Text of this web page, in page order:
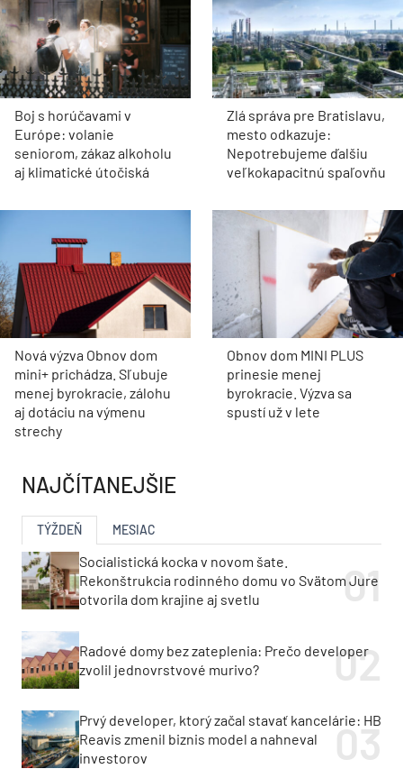
Boj s horúčavami v
Európe: volanie
seniorom, zákaz alkoholu
aj klimatické útočiská
Zlá správa pre Bratislavu,
mesto odkazuje:
Nepotrebujeme ďalšiu
veľkokapacitnú spaľovňu
Nová výzva Obnov dom
mini+ prichádza. Sľubuje
menej byrokracie, zálohu
aj dotáciu na výmenu
strechy
Obnov dom MINI PLUS
prinesie menej
byrokracie. Výzva sa
spustí už v lete
NAJČÍTANEJŠIE
TÝŽDEŇ MESIAC
Socialistická kocka v novom šate.
Rekonštrukcia rodinného domu vo Svätom Jure
otvorila dom krajine aj svetlu
Radové domy bez zateplenia: Prečo developer
zvolil jednovrstvové murivo?
Prvý developer, ktorý začal stavať kancelárie: HB
Reavis zmenil biznis model a nahneval
investorov